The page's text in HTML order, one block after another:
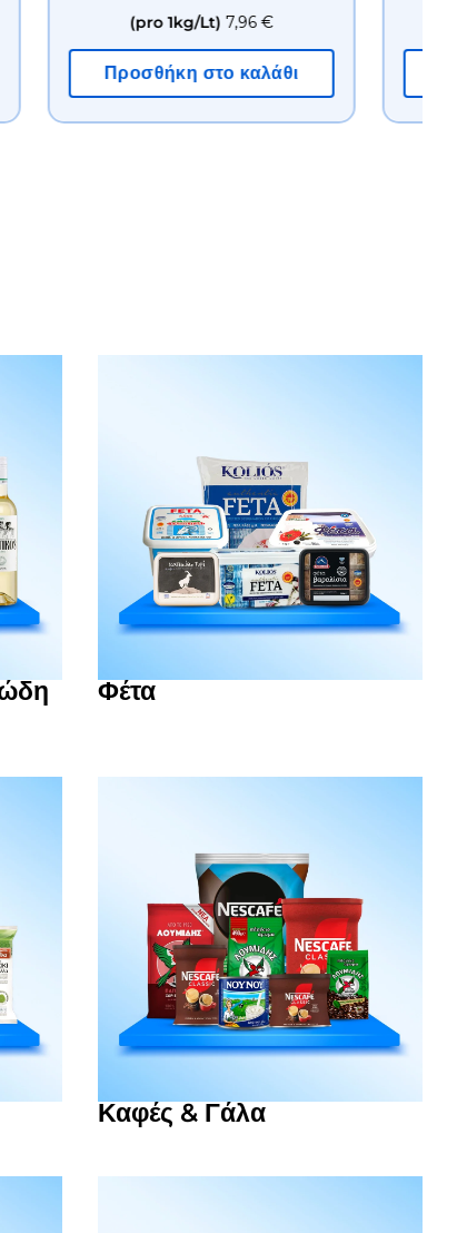
(pro 1kg/Lt)12,25 €
Προσθήκη στο καλάθι
Φέτα
Καφές & Γάλα